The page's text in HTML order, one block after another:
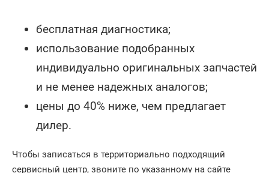
бесплатная диагностика;
использование подобранных
индивидуально оригинальных запчастей
и не менее надежных аналогов;
цены до 40% ниже, чем предлагает
дилер.
Чтобы записаться в территориально подходящий
сервисный центр, звоните по указанному на сайте